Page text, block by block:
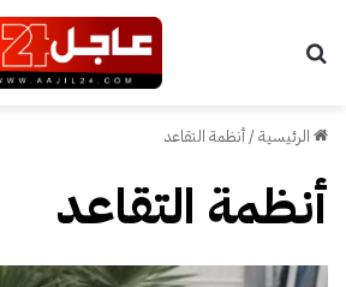
الرئيسية/أنظمة التقاعد
أنظمة التقاعد